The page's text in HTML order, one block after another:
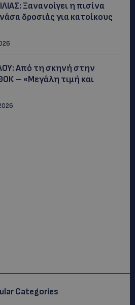
Ξανανοίγει η πισίνα
δροσιάς για κατοίκους
Από τη σκηνή στην
– «Μεγάλη τιμή και
Categories